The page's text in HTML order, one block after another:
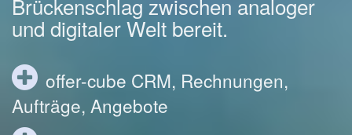
Brückenschlag zwischen analoger
und digitaler Welt bereit.
offer-cube CRM, Rechnungen,
Aufträge, Angebote